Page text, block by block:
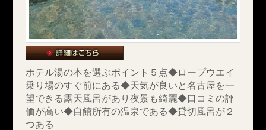
ホテル湯の本を選ぶポイント５点◆ロープウエイ
乗り場のすぐ前にある◆天気が良いと名古屋を一
望できる露天風呂があり夜景も綺麗◆口コミの評
価が高い◆自館所有の温泉である◆貸切風呂が２
つある